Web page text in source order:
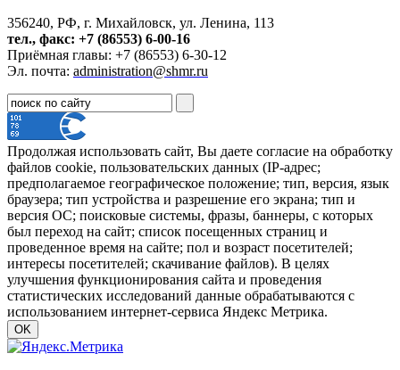
356240, РФ, г. Михайловск, ул. Ленина, 113
тел., факс: +7 (86553) 6-00-16
Приёмная главы: +7 (86553) 6-30-12
Эл. почта: administration@shmr.ru
Продолжая использовать сайт, Вы даете согласие на обработку
файлов cookie, пользовательских данных (IP-адрес;
предполагаемое географическое положение; тип, версия, язык
браузера; тип устройства и разрешение его экрана; тип и
версия ОС; поисковые системы, фразы, баннеры, с которых
был переход на сайт; список посещенных страниц и
проведенное время на сайте; пол и возраст посетителей;
интересы посетителей; скачивание файлов). В целях
улучшения функционирования сайта и проведения
статистических исследований данные обрабатываются с
использованием интернет-сервиса Яндекс Метрика.
OK